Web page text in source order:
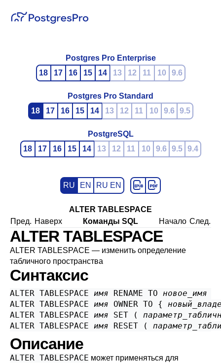
Postgres Pro Enterprise
18
17 16 15 14 13 12 11 10 9.6
Postgres Pro Standard
18
17 16 15 14 13 12 11 10 9.6 9.5
PostgreSQL
18
17 16 15 14 13 12 11 10 9.6 9.5 9.4
RU EN RU EN
ALTER TABLESPACE
Пред. Наверх Команды SQL Начало След.
ALTER TABLESPACE
ALTER TABLESPACE — изменить определение
табличного пространства
Синтаксис
ALTER TABLESPACE имя RENAME TO новое_имя
ALTER TABLESPACE имя OWNER TO {
ALTER TABLESPACE имя SET (
ALTER TABLESPACE имя RESET (
Описание
ALTER TABLESPACE может применяться для